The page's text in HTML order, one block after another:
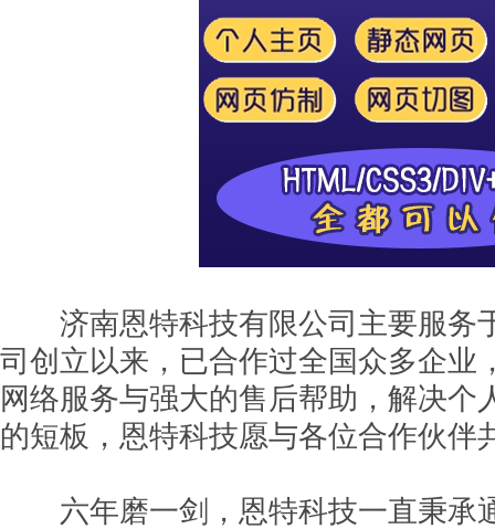
济南恩特科技有限公司主要服务
司创立以来，已合作过全国众多企业
网络服务与强大的售后帮助，解决个
的短板，恩特科技愿与各位合作伙伴
六年磨一剑，恩特科技一直秉承